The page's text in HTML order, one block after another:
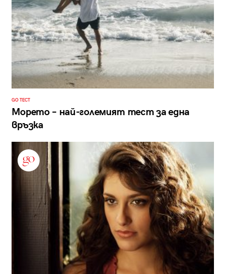
GO ТЕСТ
Морето – най-големият тест за една
връзка